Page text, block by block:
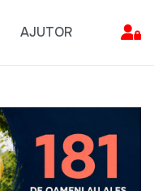
AJUTOR